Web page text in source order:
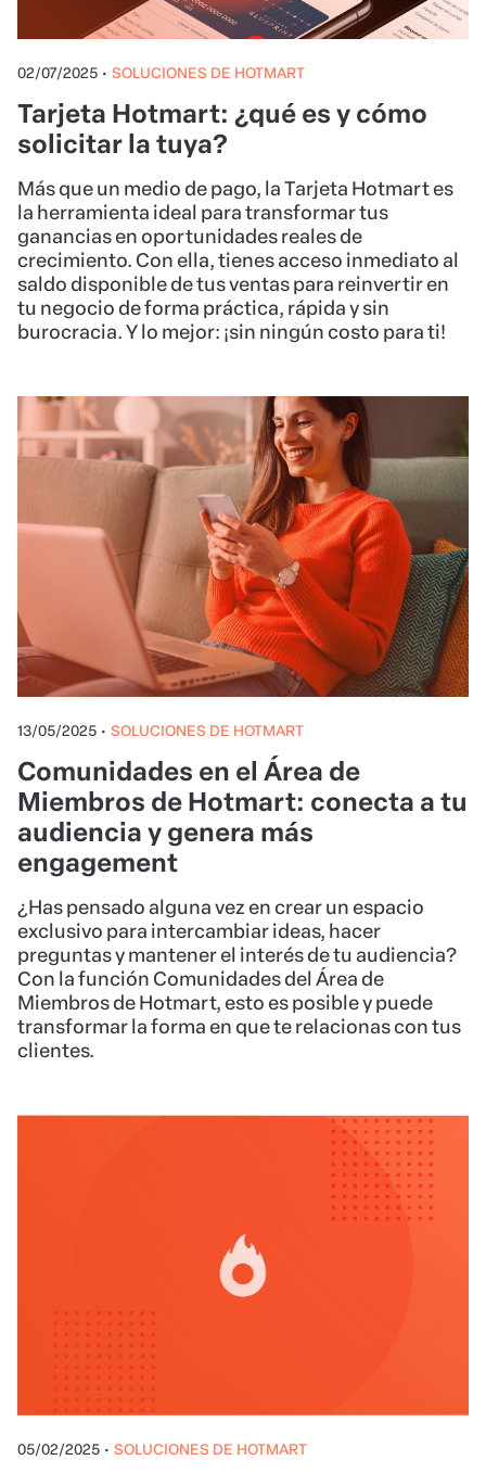
02/07/2025 • SOLUCIONES DE HOTMART
Tarjeta Hotmart: ¿qué es y cómo
solicitar la tuya?
Más que un medio de pago, la Tarjeta Hotmart es
la herramienta ideal para transformar tus
ganancias en oportunidades reales de
crecimiento. Con ella, tienes acceso inmediato al
saldo disponible de tus ventas para reinvertir en
tu negocio de forma práctica, rápida y sin
burocracia. Y lo mejor: ¡sin ningún costo para ti!
13/05/2025 • SOLUCIONES DE HOTMART
Comunidades en el Área de
Miembros de Hotmart: conecta a tu
audiencia y genera más
engagement
¿Has pensado alguna vez en crear un espacio
exclusivo para intercambiar ideas, hacer
preguntas y mantener el interés de tu audiencia?
Con la función Comunidades del Área de
Miembros de Hotmart, esto es posible y puede
transformar la forma en que te relacionas con tus
clientes.
05/02/2025 • SOLUCIONES DE HOTMART